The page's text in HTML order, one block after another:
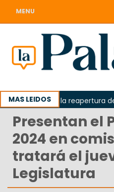
MENU
MAS LEIDOS
reclamó la reapertura de la
Presentan el
2024 en
tratará el
Legislatura